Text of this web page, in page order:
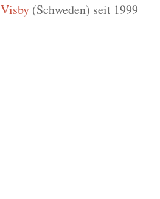
Visby(Schweden) seit 1999